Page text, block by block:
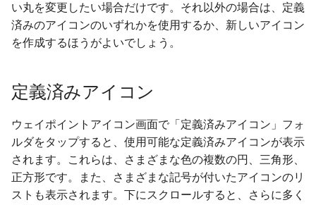
い丸を変更したい場合だけです。それ以外の場合は、定義
済みのアイコンのいずれかを使用するか、新しいアイコン
を作成するほうがよいでしょう。
定義済みアイコン
ウェイポイントアイコン画面で「定義済みアイコン」フォ
ルダをタップすると、使用可能な定義済みアイコンが表示
されます。これらは、さまざまな色の複数の円、三角形、
正方形です。また、さまざまな記号が付いたアイコンのリ
ストも表示されます。下にスクロールすると、さらに多く